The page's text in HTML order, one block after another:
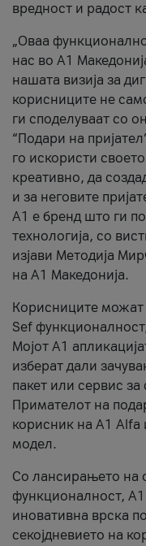
вредност и радост
„Оваа
нас во А1
нашата визија за
корисниците не
ги споделуваат со
“Подари на
го искористи
креативно, да
и за неговите
А1 е бренд што ги
технологија, со
изјави Методија
на А1 Македонија.
Корисниците можат
Sef
Мојот А1
изберат дали
пакет или сервис за
Примателот на
корисник на А1 Alfa
модел.
Со лансирањето на
функционалност,
иновативна врска
секојдневието на